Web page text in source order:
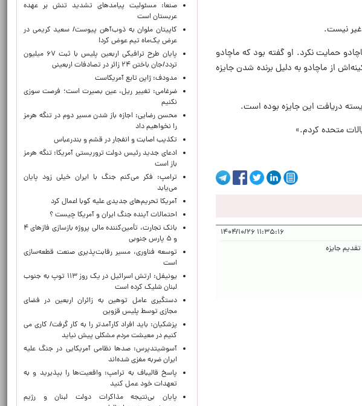
غیر نیست.
حمایت نکرد. او گفته بود که ماچادو
از ماچادو به دلیل برنده شدن جایزه
متحده کردم.»
۱۱:۳۵:۱۶ ۱۴۰۴/۱۰/۲۶
صنعا: مسئولیت پیامدهای تشدید تنش بر عهده
عربستان است
کاپیتان ملوان به ذوب‌آهن پیوست/ سعید کریمی در
عرض یک‌ماه تیم عوض کرد!
پایان طرح ترافیکی اربعین پلیس با ثبت ۶۷ میلیون
تردد/جان باختن ۲۴ زائر در تصادفات اربعینی
مدودف: ژاپن تابع آمریکاست
ضرغامی: تغییر ریل، عین بصیرت است؛ فرصت سوزی
نکنیم
محسن رضایی: اجازه باز شدن مسیر دوم در تنگه هرمز
را نخواهیم داد
تکذیب اصابت و انفجار در قشم و بندرعباس
ادعای جدید رئیس دولت تروریستی آمریکا: تنگه هرمز
باز است
ترامپ: فکر می‌کنم جنگ با ایران خیلی زود پایان
می‌یابد
آمریکا تحریم‌های جدیدی علیه کوبا اعمال کرد
احتمالات آینده جنگ ایران و آمریکا چیست ؟
بانک تجارت، تأمین‌کننده مالی پروژه بازسازی فازهای ۴
و ۵ پارس جنوبی
توسعه فناوری، مسیر رقابت‌پذیری صنعت قطعه‌سازی
است
یونیفل: ارتش اسرائیل در یک روز ۱۱۳ توپ به جنوب
لبنان شلیک کرده است
دستگیری عامل توهین به زائران اربعین در فضای
مجازی توسط پلیس قزوین
پزشکیان: باید افراد کارآمدتر را به کار گرفت/ کاری می
کنیم در معیشت مردم مشکلی پیش نیاید
آسوشیتدپرس: صدها نظامی آمریکایی در جنگ علیه
ایران ضربه مغزی شده‌اند
پاسخ قالیباف به ترامپ: واقعیت‌ها را بپذیرید و به
تعهدات خود عمل کنید
پایان بی‌نتیجه مذاکرات دولت لبنان و رژیم